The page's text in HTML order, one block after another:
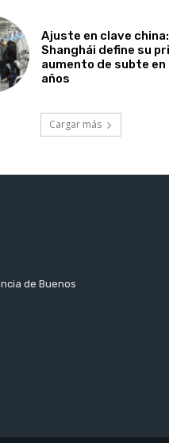
Ajuste en clave china:
Shanghái define su
aumento de subte en
años
Cargar más
de Buenos